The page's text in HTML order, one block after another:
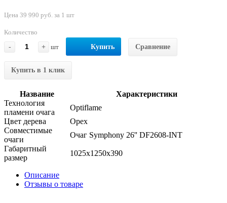
Цена 39 990 руб. за 1 шт
Количество
-
+ шт Купить Сравнение
Купить в 1 клик
Название
Характеристики
Технология
пламени очага
Optiflame
Цвет дерева
Орех
Совместимые
очаги
Очаг Symphony 26'' DF2608-INT
Габаритный
размер
1025x1250x390
Описание
Отзывы о товаре